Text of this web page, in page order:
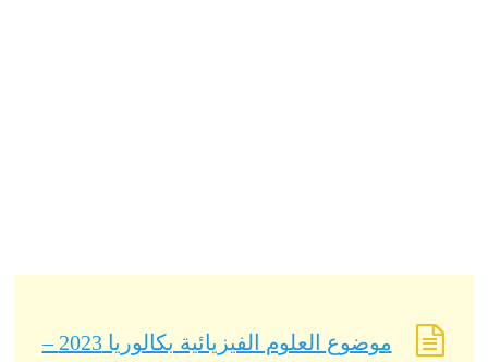
موضوع العلوم الفيزيائية بكالوريا 2023 –